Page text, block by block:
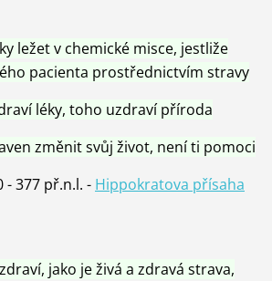
ležet v chemické misce, jestliže
pacienta prostřednictvím stravy
léky, toho uzdraví příroda
změnit svůj život, není ti pomoci
- 377 př.n.l. - Hippokratova přísaha
jako je živá a zdravá strava,